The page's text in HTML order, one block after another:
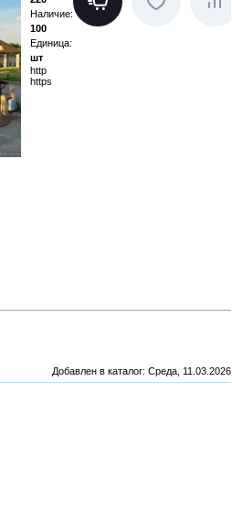
Наличие:
100
Единица:
шт
http
https
Добавлен в каталог: Среда, 11.03.2026